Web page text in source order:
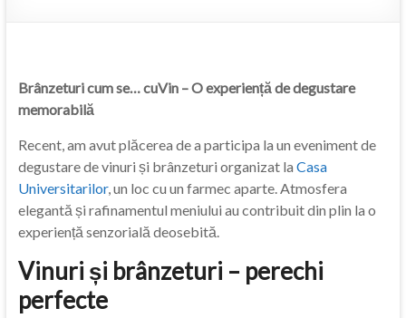
Brânzeturi cum se… cuVin – O experiență de degustare
memorabilă
Recent, am avut plăcerea de a participa la un eveniment de
degustare de vinuri și brânzeturi organizat la Casa
Universitarilor, un loc cu un farmec aparte. Atmosfera
elegantă și rafinamentul meniului au contribuit din plin la o
experiență senzorială deosebită.
Vinuri și brânzeturi – perechi
perfecte